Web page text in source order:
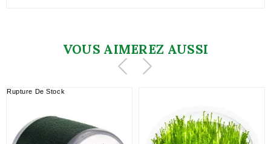
VOUS AIMEREZ AUSSI
Rupture De Stock